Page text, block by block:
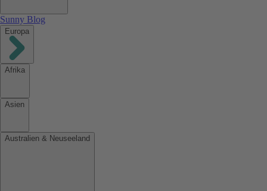
Sunny Blog
Europa
Afrika
Asien
Australien & Neuseeland